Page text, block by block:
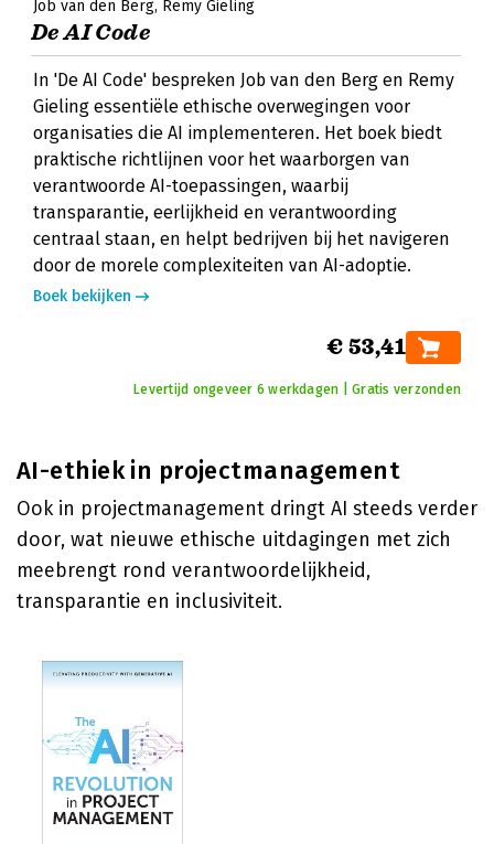
Job van den Berg Remy Gieling
De AI Code
In 'De AI Code' bespreken Job van den Berg en Remy
Gieling essentiële ethische overwegingen voor
organisaties die AI implementeren. Het boek biedt
praktische richtlijnen voor het waarborgen van
verantwoorde AI-toepassingen, waarbij
transparantie, eerlijkheid en verantwoording
centraal staan, en helpt bedrijven bij het navigeren
door de morele complexiteiten van AI-adoptie.
Boek bekijken
€ 53,41
Levertijd ongeveer 6 werkdagen | Gratis verzonden
AI-ethiek in projectmanagement
Ook in projectmanagement dringt AI steeds verder
door, wat nieuwe ethische uitdagingen met zich
meebrengt rond verantwoordelijkheid,
transparantie en inclusiviteit.